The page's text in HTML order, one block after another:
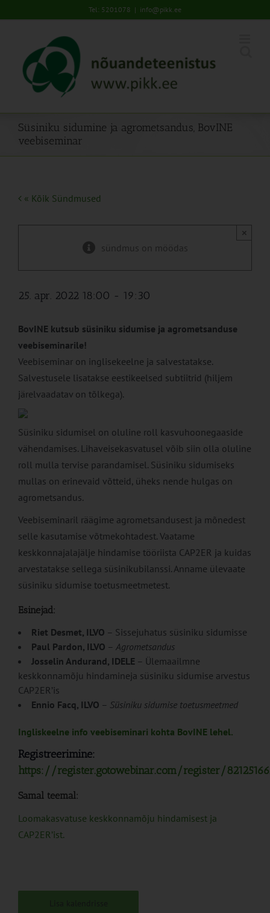
to
Tel: 5201078 | info@pikk.ee
Süsiniku sidumine ja agrometsandus, BovINE
veebiseminar
« Kõik Sündmused
sündmus on möödas
×
25. apr. 2022 18:00 - 19:30
BovINE kutsub süsiniku sidumise ja agrometsanduse
veebiseminarile!
Veebiseminar on inglisekeelne ja salvestatakse.
Salvestusele lisatakse eestikeelsed subtiitrid (hiljem
järelvaadatav on tõlkega).
Süsiniku sidumisel on oluline roll kasvuhoonegaaside
vähendamises. Lihaveisekasvatusel võib siin olla oluline
roll mulla tervise parandamisel. Süsiniku sidumiseks
mullas on erinevaid võtteid, üheks nende hulgas on
agrometsandus.
Veebiseminaril räägime agrometsandusest ja mõnedest
selle kasutamise võtmekohtadest. Vaatame
keskkonnajalajälje hindamise tööriista CAP2ER ja kuidas
arvestatakse sellega süsinikubilanssi. Anname ülevaate
süsiniku sidumise toetusmeetmetest.
Esinejad:
Riet Desmet, ILVO – Sissejuhatus süsiniku sidumisse
Paul Pardon, ILVO – Agrometsandus
Josselin Andurand, IDELE – Ülemaailmne
keskkonnamõju hindamineja süsiniku sidumise arvestus
CAP2ER’is
Ennio Facq, ILVO – Süsiniku sidumise toetusmeetmed
Ingliskeelne info veebiseminari kohta BovINE lehel.
Registreerimine:
https://register.gotowebinar.com/register/
Samal teemal:
Loomakasvatuse keskkonnamõju hindamisest ja
CAP2ER’ist.